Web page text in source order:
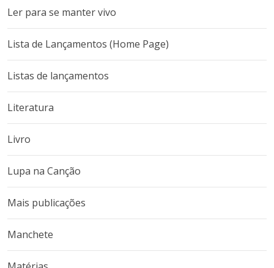
Ler para se manter vivo
Lista de Lançamentos (Home Page)
Listas de lançamentos
Literatura
Livro
Lupa na Canção
Mais publicações
Manchete